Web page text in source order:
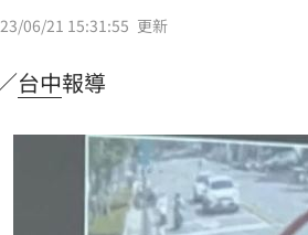
「10檔」台股老牌基金
富銀組金融業防詐聯盟
！限出生公民權禁生育旅遊 06:50
淚 竟是「送媽媽的禮物」 06:41
06/21 15:31:55 更新
台中報導